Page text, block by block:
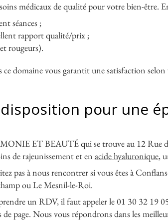
médicaux de qualité pour votre bien-
séances ;
rapport qualité/prix ;
rougeurs).
ce domaine vous garantit une satisfaction
pour une
ET BEAUTÉ qui se trouve au 12 Rue
de rajeunissement et en acide hyaluronique,
pas à nous rencontrer si vous êtes à
ou Le Mesnil-le-Roi.
un RDV, il faut appeler le 01 30 32 19
de page. Nous vous répondrons dans les